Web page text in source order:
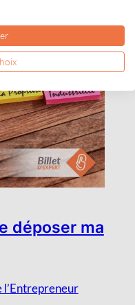
déposer ma
l’Entrepreneur